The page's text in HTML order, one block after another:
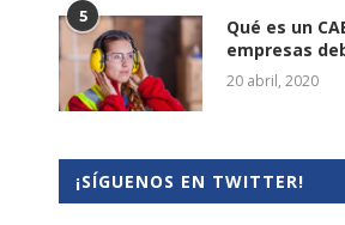
5
Qué es un
empresas
20 abril, 2020
¡SÍGUENOS EN TWITTER!